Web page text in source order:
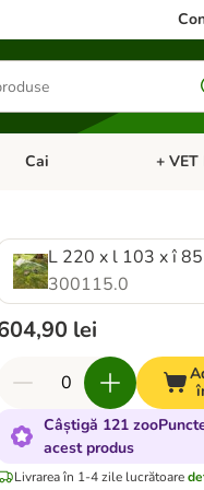
categorii: Animale mici
Deschideți meniul cu
Cai +
L 220 x l 103 x î
300115.0
lei
Câștigă 121
acest produs
Livrarea în 1-4 zile lucrătoare